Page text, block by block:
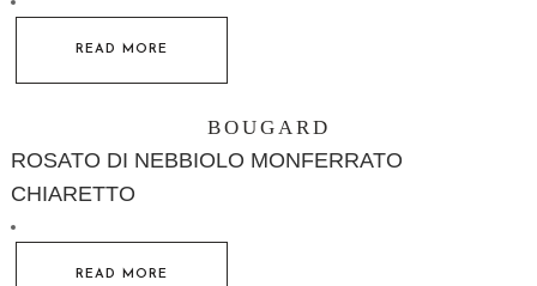
READ MORE
BOUGARD
ROSATO DI NEBBIOLO MONFERRATO
CHIARETTO
READ MORE